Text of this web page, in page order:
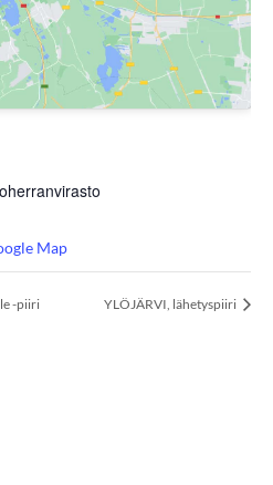
Map
-piiri YLÖJÄRVI, lähetyspiiri